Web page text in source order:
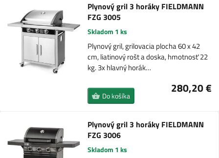
Plynový gril 3 horáky FIELDMANN
FZG 3005
Skladom 1 ks
Plynový gril, grilovacia plocha 60 x 42
cm, liatinový rošt a doska, hmotnosť 22
kg. 3x hlavný horák…
280,20 €
Do košíka
Plynový gril 3 horáky FIELDMANN
FZG 3006
Skladom 1 ks